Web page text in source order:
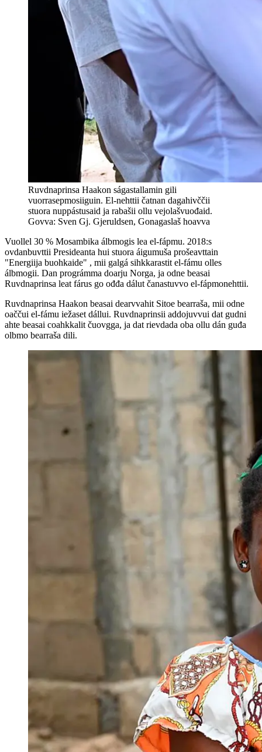
Ruvdnaprinsa Haakon ságastallamin gili
vuorrasepmosiiguin. El-nehttii čatnan dagahivččii
stuora nuppástusaid ja rabašii ollu vejolašvuođaid.
Govva: Sven Gj. Gjeruldsen, Gonagaslaš hoavva
Vuollel 30 % Mosambika álbmogis lea el-fápmu. 2018:s
ovdanbuvttii Presideanta hui stuora áigumuša prošeavttain
"Energiija buohkaide" , mii galgá sihkkarastit el-fámu olles
álbmogii. Dan prográmma doarju Norga, ja odne beasai
Ruvdnaprinsa leat fárus go ođđa dálut čanastuvvo el-fápmonehttii.
Ruvdnaprinsa Haakon beasai dearvvahit Sitoe bearraša, mii odne
oaččui el-fámu iežaset dállui. Ruvdnaprinsii addojuvvui dat gudni
ahte beasai coahkkalit čuovgga, ja dat rievdada oba ollu dán guđa
olbmo bearraša dili.